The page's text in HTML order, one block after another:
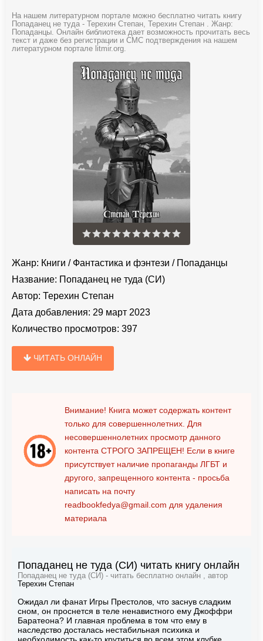
На нашем литературном портале можно бесплатно читать книгу
Попаданец не туда - Терехин Степан, Терехин Степан . Жанр:
Попаданцы. Онлайн библиотека дает возможность прочитать весь
текст и даже без регистрации и СМС подтверждения на нашем
литературном портале litmir.org.
Жанр: Книги / Фантастика и фэнтези / Попаданцы
Название: Попаданец не туда (СИ)
Автор: Терехин Степан
Дата добавления: 29 март 2023
Количество просмотров: 397
ЧИТАТЬ ОНЛАЙН
Внимание! Книга может содержать контент
только для совершеннолетних. Для
несовершеннолетних просмотр данного
контента СТРОГО ЗАПРЕЩЕН! Если в книге
присутствует наличие пропаганды ЛГБТ и
другого, запрещенного контента - просьба
написать на почту
readbookfedya@gmail.com для удаления
материала
Попаданец не туда (СИ) читать книгу онлайн
Попаданец не туда (СИ) - читать бесплатно онлайн , автор
Терехин Степан
Ожидал ли фанат Игры Престолов, что заснув сладким
сном, он проснется в теле ненавистного ему Джоффри
Баратеона? И главная проблема в том что ему в
наследство досталась нестабильная психика и